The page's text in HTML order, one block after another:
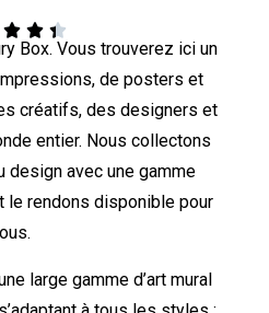
  
Box. Vous trouverez ici un
de posters et
créatifs, des designers et
entier. Nous collectons
design avec une gamme
le rendons disponible pour
large gamme d’art mural